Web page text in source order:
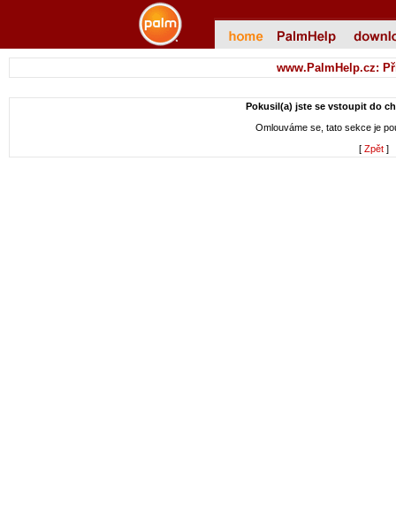
www.PalmHelp.cz:
Pokusil(a) jste se vstoupit do
Omlouváme se, tato sekce je
[ Zpět]